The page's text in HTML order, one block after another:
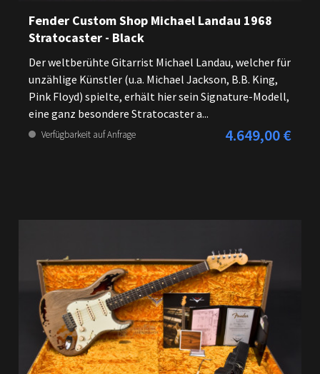
Fender Custom Shop Michael Landau 1968
Stratocaster - Black
Der weltberühte Gitarrist Michael Landau, welcher für
unzählige Künstler (u.a. Michael Jackson, B.B. King,
Pink Floyd) spielte, erhält hier sein Signature-Modell,
eine ganz besondere Stratocaster a...
Verfügbarkeit auf Anfrage Regulärer Preis:
4.649,00 €